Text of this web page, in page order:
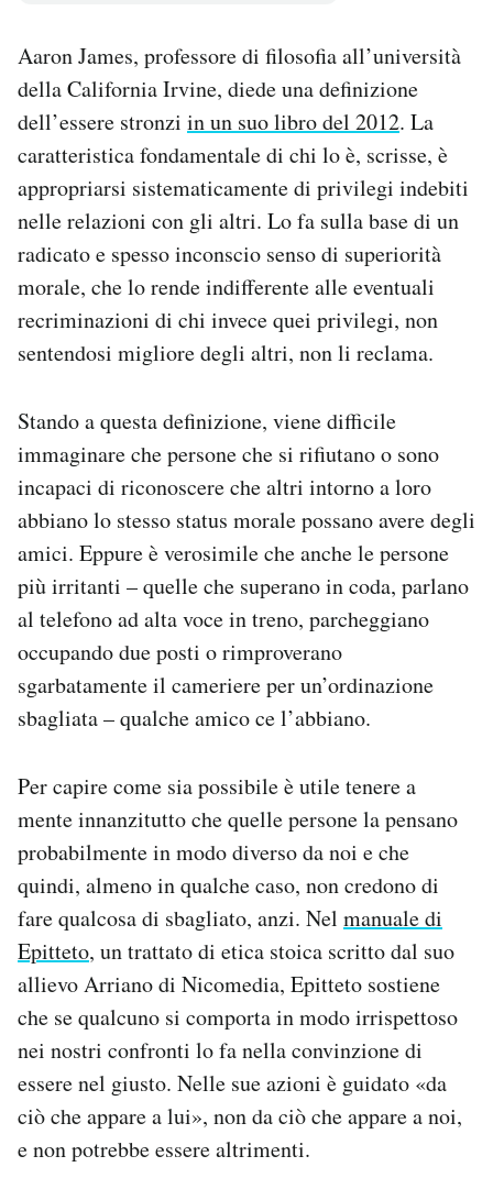
AREA PERSONALE
Area Personale
Newsletter
Notifiche mobile
Regala il Post
Hai bisogno di aiuto?
Aaron James, professore di filosofia all’università
della California Irvine, diede una definizione
dell’essere stronzi in un suo libro del 2012. La
caratteristica fondamentale di chi lo è, scrisse, è
appropriarsi sistematicamente di privilegi indebiti
nelle relazioni con gli altri. Lo fa sulla base di un
radicato e spesso inconscio senso di superiorità
morale, che lo rende indifferente alle eventuali
recriminazioni di chi invece quei privilegi, non
sentendosi migliore degli altri, non li reclama.
Stando a questa definizione, viene difficile
immaginare che persone che si rifiutano o sono
incapaci di riconoscere che altri intorno a loro
abbiano lo stesso status morale possano avere degli
amici. Eppure è verosimile che anche le persone
più irritanti – quelle che superano in coda, parlano
al telefono ad alta voce in treno, parcheggiano
occupando due posti o rimproverano
sgarbatamente il cameriere per un’ordinazione
sbagliata – qualche amico ce l’abbiano.
Per capire come sia possibile è utile tenere a
mente innanzitutto che quelle persone la pensano
probabilmente in modo diverso da noi e che
quindi, almeno in qualche caso, non credono di
fare qualcosa di sbagliato, anzi. Nel manuale di
Epitteto, un trattato di etica stoica scritto dal suo
allievo Arriano di Nicomedia, Epitteto sostiene
che se qualcuno si comporta in modo irrispettoso
nei nostri confronti lo fa nella convinzione di
essere nel giusto. Nelle sue azioni è guidato «da
ciò che appare a lui», non da ciò che appare a noi,
e non potrebbe essere altrimenti.